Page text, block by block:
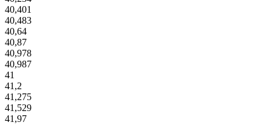
40,401
40,483
40,64
40,87
40,978
40,987
41
41,2
41,275
41,529
41,97